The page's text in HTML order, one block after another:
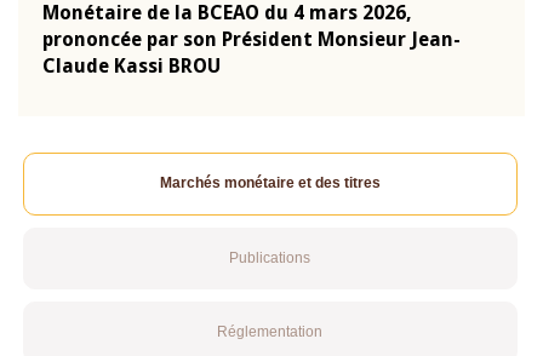
Monétaire de la BCEAO du 4 mars 2026,
prononcée par son Président Monsieur Jean-
Claude Kassi BROU
Marchés monétaire et des titres
Publications
Réglementation